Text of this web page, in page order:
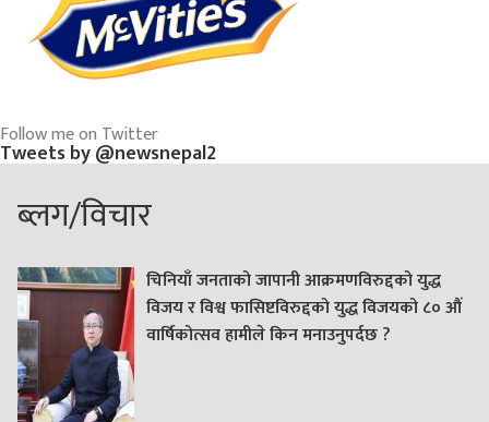
Follow me on Twitter
Tweets by @newsnepal2
ब्लग/विचार
चिनियाँ जनताको जापानी आक्रमणविरुद्दको युद्ध
विजय र विश्व फासिष्टविरुद्दको युद्ध विजयको ८० औं
वार्षिकोत्सव हामीले किन मनाउनुपर्दछ ?